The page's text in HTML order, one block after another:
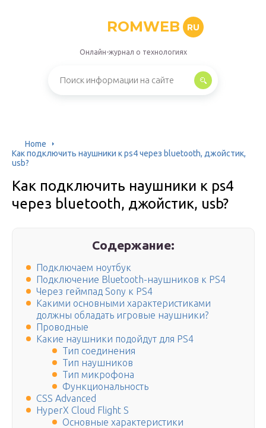
ROMWEB RU
Онлайн-журнал о технологиях
Home
Как подключить наушники к ps4 через bluetooth, джойстик,
usb?
Как подключить наушники к ps4
через bluetooth, джойстик, usb?
Содержание:
Подключаем ноутбук
Подключение Bluetooth-наушников к PS4
Через геймпад Sony к PS4
Какими основными характеристиками
должны обладать игровые наушники?
Проводные
Какие наушники подойдут для PS4
Тип соединения
Тип наушников
Тип микрофона
Функциональность
CSS Advanced
HyperX Cloud Flight S
Основные характеристики